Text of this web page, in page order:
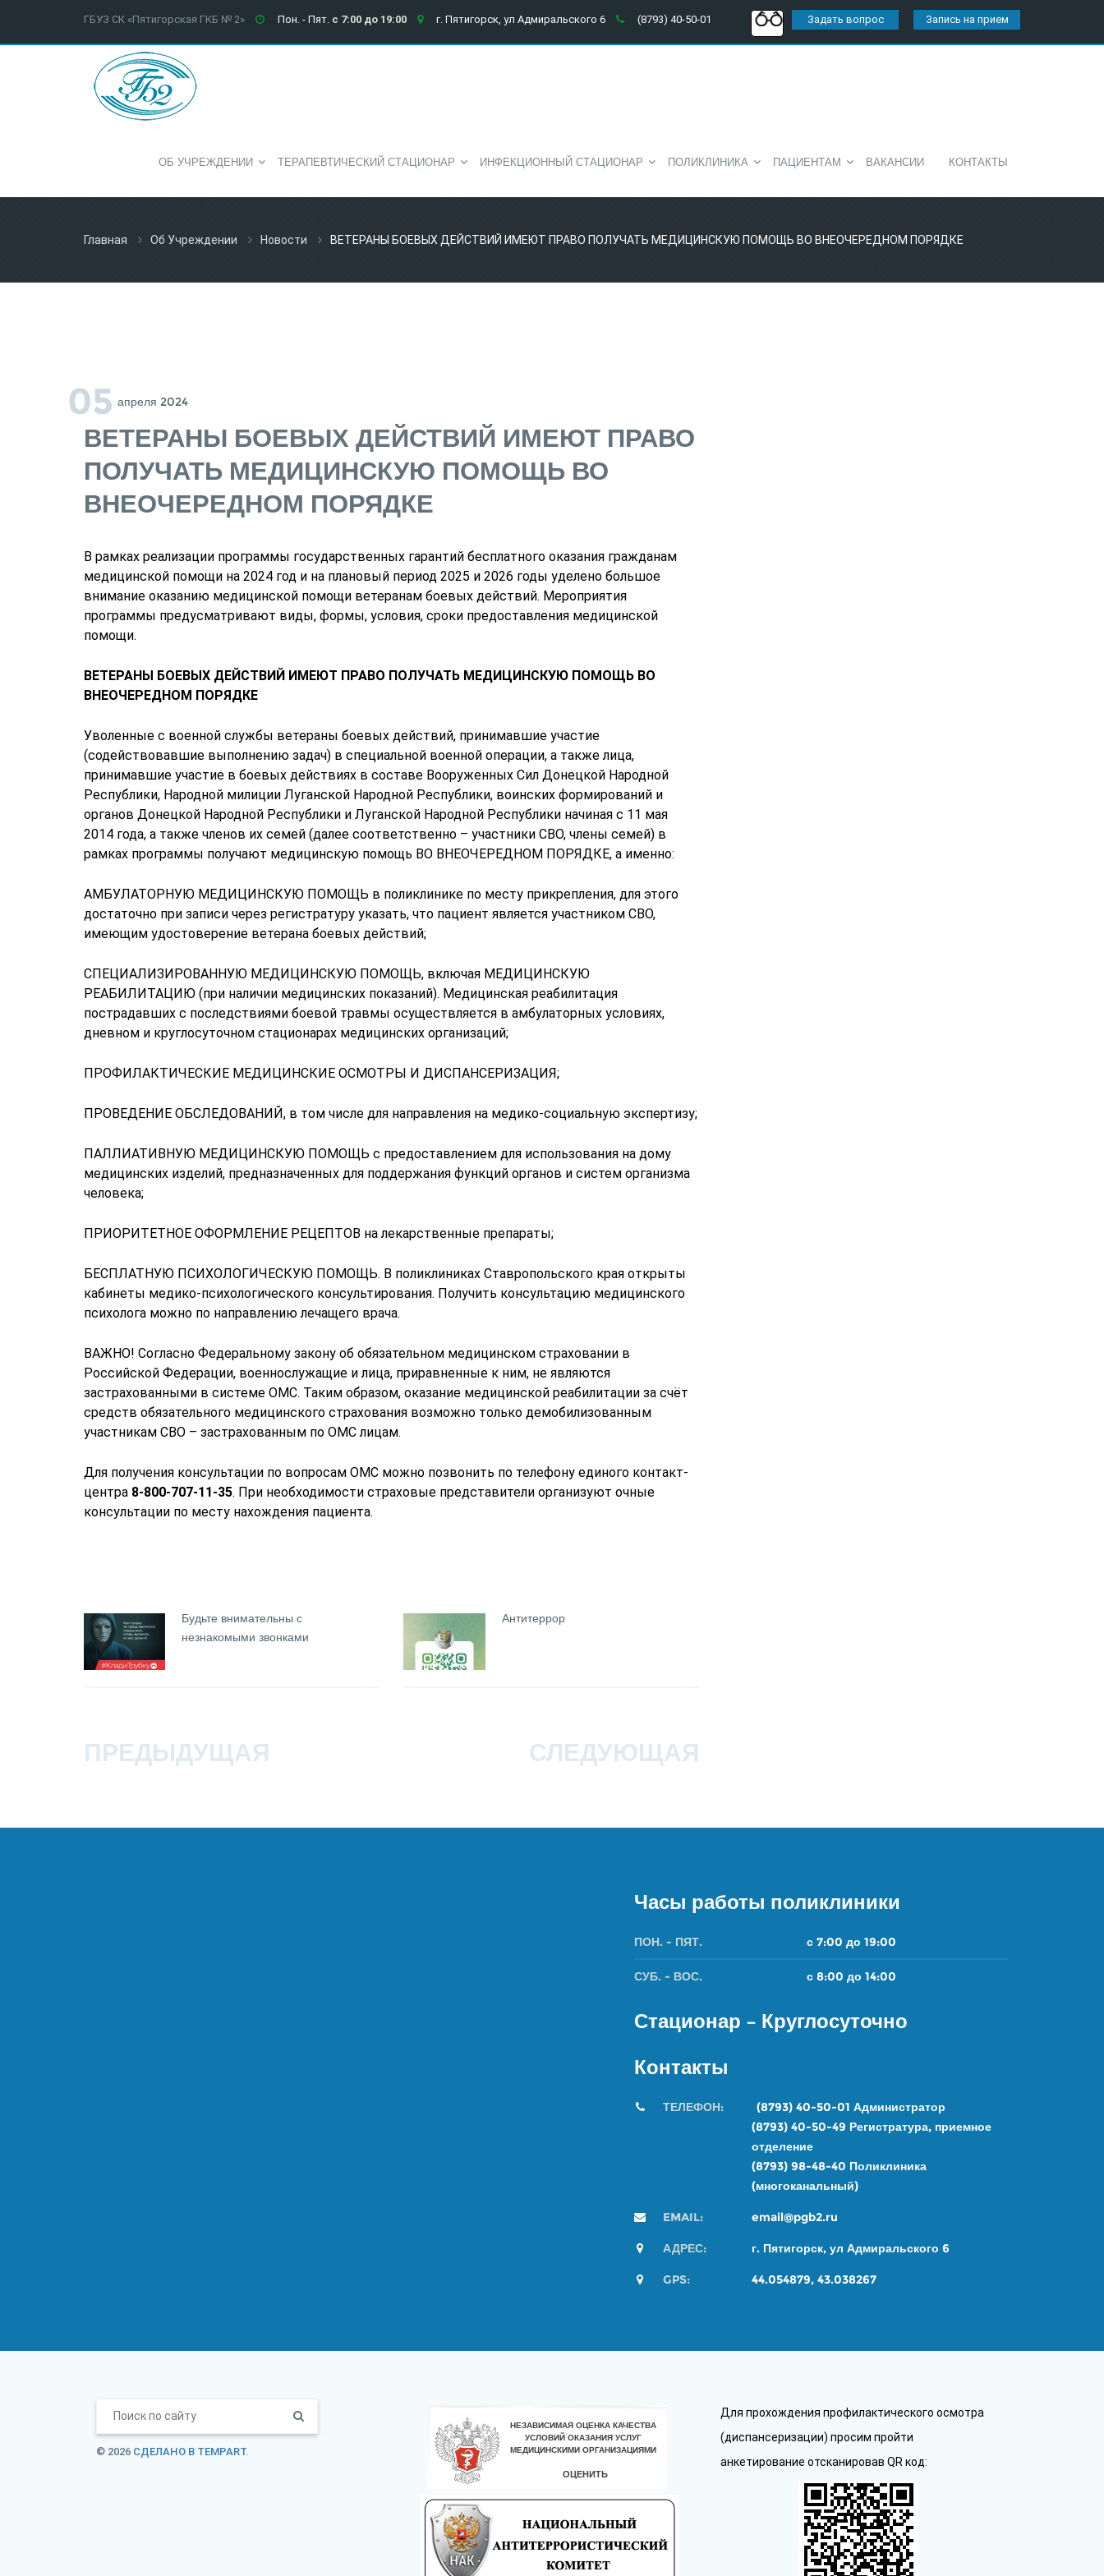
ГБУЗ СК «Пятигорская ГКБ № 2» Пон. - Пят. с 7:00 до 19:00 г. Пятигорск, ул Адмиральского 6 (8793) 40-50-01 Задать вопрос Запись на прием
ОБ УЧРЕЖДЕНИИ ТЕРАПЕВТИЧЕСКИЙ СТАЦИОНАР ИНФЕКЦИОННЫЙ СТАЦИОНАР ПОЛИКЛИНИКА ПАЦИЕНТАМ ВАКАНСИИ КОНТАКТЫ
Главная Об Учреждении Новости ВЕТЕРАНЫ БОЕВЫХ ДЕЙСТВИЙ ИМЕЮТ ПРАВО ПОЛУЧАТЬ МЕДИЦИНСКУЮ ПОМОЩЬ ВО ВНЕОЧЕРЕДНОМ ПОРЯДКЕ
05 Апреля 2024
ВЕТЕРАНЫ БОЕВЫХ ДЕЙСТВИЙ ИМЕЮТ ПРАВО
ПОЛУЧАТЬ МЕДИЦИНСКУЮ ПОМОЩЬ ВО
ВНЕОЧЕРЕДНОМ ПОРЯДКЕ
В рамках реализации программы государственных гарантий бесплатного оказания гражданам
медицинской помощи на 2024 год и на плановый период 2025 и 2026 годы уделено большое
внимание оказанию медицинской помощи ветеранам боевых действий. Мероприятия
программы предусматривают виды, формы, условия, сроки предоставления медицинской
помощи.
ВЕТЕРАНЫ БОЕВЫХ ДЕЙСТВИЙ ИМЕЮТ ПРАВО ПОЛУЧАТЬ МЕДИЦИНСКУЮ ПОМОЩЬ ВО
ВНЕОЧЕРЕДНОМ ПОРЯДКЕ
Уволенные с военной службы ветераны боевых действий, принимавшие участие
(содействовавшие выполнению задач) в специальной военной операции, а также лица,
принимавшие участие в боевых действиях в составе Вооруженных Сил Донецкой Народной
Республики, Народной милиции Луганской Народной Республики, воинских формирований и
органов Донецкой Народной Республики и Луганской Народной Республики начиная с 11 мая
2014 года, а также членов их семей (далее соответственно – участники СВО, члены семей) в
рамках программы получают медицинскую помощь ВО ВНЕОЧЕРЕДНОМ ПОРЯДКЕ, а именно:
АМБУЛАТОРНУЮ МЕДИЦИНСКУЮ ПОМОЩЬ в поликлинике по месту прикрепления, для этого
достаточно при записи через регистратуру указать, что пациент является участником СВО,
имеющим удостоверение ветерана боевых действий;
СПЕЦИАЛИЗИРОВАННУЮ МЕДИЦИНСКУЮ ПОМОЩЬ, включая МЕДИЦИНСКУЮ
РЕАБИЛИТАЦИЮ (при наличии медицинских показаний). Медицинская реабилитация
пострадавших с последствиями боевой травмы осуществляется в амбулаторных условиях,
дневном и круглосуточном стационарах медицинских организаций;
ПРОФИЛАКТИЧЕСКИЕ МЕДИЦИНСКИЕ ОСМОТРЫ И ДИСПАНСЕРИЗАЦИЯ;
ПРОВЕДЕНИЕ ОБСЛЕДОВАНИЙ, в том числе для направления на медико-социальную экспертизу;
ПАЛЛИАТИВНУЮ МЕДИЦИНСКУЮ ПОМОЩЬ с предоставлением для использования на дому
медицинских изделий, предназначенных для поддержания функций органов и систем организма
человека;
ПРИОРИТЕТНОЕ ОФОРМЛЕНИЕ РЕЦЕПТОВ на лекарственные препараты;
БЕСПЛАТНУЮ ПСИХОЛОГИЧЕСКУЮ ПОМОЩЬ. В поликлиниках Ставропольского края открыты
кабинеты медико-психологического консультирования. Получить консультацию медицинского
психолога можно по направлению лечащего врача.
ВАЖНО! Согласно Федеральному закону об обязательном медицинском страховании в
Российской Федерации, военнослужащие и лица, приравненные к ним, не являются
застрахованными в системе ОМС. Таким образом, оказание медицинской реабилитации за счёт
средств обязательного медицинского страхования возможно только демобилизованным
участникам СВО – застрахованным по ОМС лицам.
Для получения консультации по вопросам ОМС можно позвонить по телефону единого контакт-
центра 8-800-707-11-35. При необходимости страховые представители организуют очные
консультации по месту нахождения пациента.
Будьте внимательны с
незнакомыми звонками
Антитеррор
ПРЕДЫДУЩАЯ СЛЕДУЮЩАЯ
Часы работы поликлиники
ПОН. - ПЯТ. с 7:00 до 19:00
СУБ. - ВОС. с 8:00 до 14:00
Стационар – Круглосуточно
Контакты
ТЕЛЕФОН: (8793) 40-50-01 Администратор
(8793) 40-50-49 Регистратура, приемное
отделение
(8793) 98-48-40 Поликлиника
(многоканальный)
EMAIL: email@pgb2.ru
АДРЕС: г. Пятигорск, ул Адмиральского 6
GPS: 44.054879, 43.038267
Для прохождения профилактического осмотра
(диспансеризации) просим пройти
анкетирование отсканировав QR код:
© 2026 СДЕЛАНО В TEMPART.